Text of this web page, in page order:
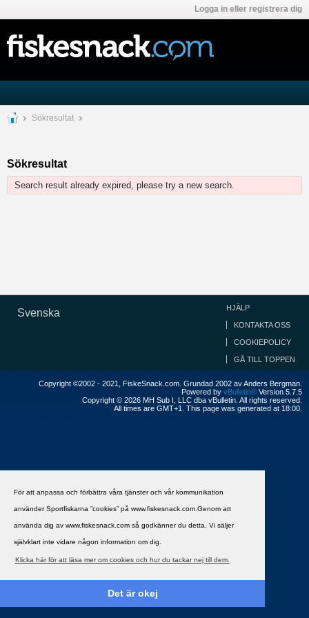
För att anpassa och förbättra våra tjänster och vår kommunikation
använder Sportfiskarna ”cookies” på www.fiskesnack.com.Genom att
använda dig av www.fiskesnack.com så godkänner du detta. Vi säljer
självklart inte vidare någon information om dig.
Klicka här för att läsa mer om cookies och hur du tackar nej till dem.
Det är okej
Logga in eller registrera dig
Sökresultat
Sökresultat
Search result already expired, please try a new search.
Svenska HJÄLP
KONTAKTA OSS
COOKIEPOLICY
GÅ TILL TOPPEN
Copyright ©2002 - 2021, FiskeSnack.com. Grundad 2002 av Anders Bergman.
Powered by vBulletin® Version 5.7.5
Copyright © 2026 MH Sub I, LLC dba vBulletin. All rights reserved.
All times are GMT+1. This page was generated at 18:00.